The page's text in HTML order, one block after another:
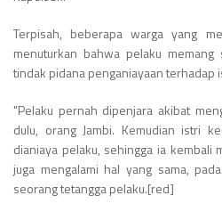
Terpisah, beberapa warga yang
menuturkan bahwa pelaku
tindak pidana penganiayaan terhadap
"Pelaku pernah dipenjara akibat
dulu, orang Jambi. Kemudian istri
dianiaya pelaku, sehingga ia kembali
juga mengalami hal yang sama,
seorang tetangga pelaku.[red]